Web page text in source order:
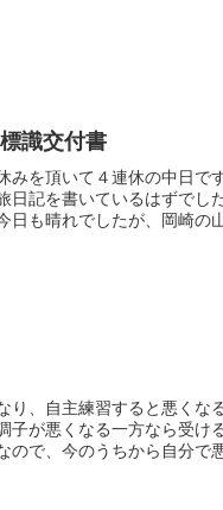
識交付書
みを頂いて４連休の中日で
日記を書いているはずでし
日も晴れでしたが、岡崎の
り、自主練習すると悪くな
子が悪くなる一方なら受け
ので、今のうちから自分で